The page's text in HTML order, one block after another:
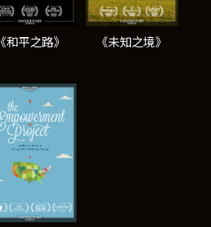
《和平之路》 《未知之境》